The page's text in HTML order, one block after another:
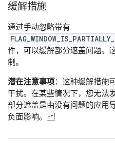
缓解措施
通过手动忽略带有
件，可以缓解部分遮盖问题。
制。
潜在注意事项：这种缓解措施
干扰。在某些情况下，您无法
部分遮盖是由没有问题的应用
负面影响。